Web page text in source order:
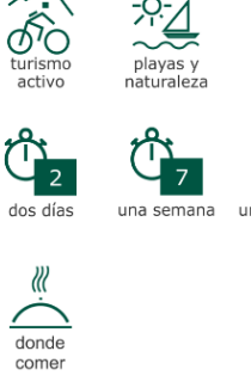
PLAYAS Y
NATURALEZA
DOS DÍAS UNA